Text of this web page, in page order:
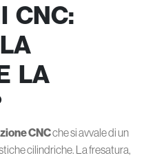
CNC:
LA
CNCche si avvale di un
cilindriche. La fresatura,